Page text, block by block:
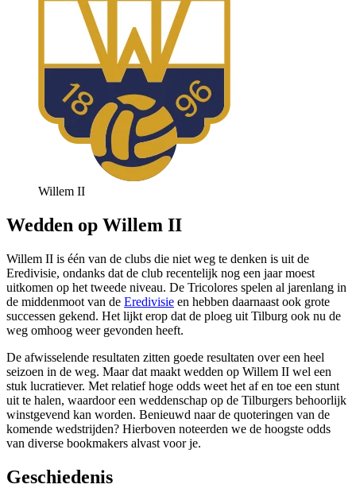
Willem II
Wedden op Willem II
Willem II is één van de clubs die niet weg te denken is uit de
Eredivisie, ondanks dat de club recentelijk nog een jaar moest
uitkomen op het tweede niveau. De Tricolores spelen al jarenlang in
de middenmoot van de Eredivisie en hebben daarnaast ook grote
successen gekend. Het lijkt erop dat de ploeg uit Tilburg ook nu de
weg omhoog weer gevonden heeft.
De afwisselende resultaten zitten goede resultaten over een heel
seizoen in de weg. Maar dat maakt wedden op Willem II wel een
stuk lucratiever. Met relatief hoge odds weet het af en toe een stunt
uit te halen, waardoor een weddenschap op de Tilburgers behoorlijk
winstgevend kan worden. Benieuwd naar de quoteringen van de
komende wedstrijden? Hierboven noteerden we de hoogste odds
van diverse bookmakers alvast voor je.
Geschiedenis